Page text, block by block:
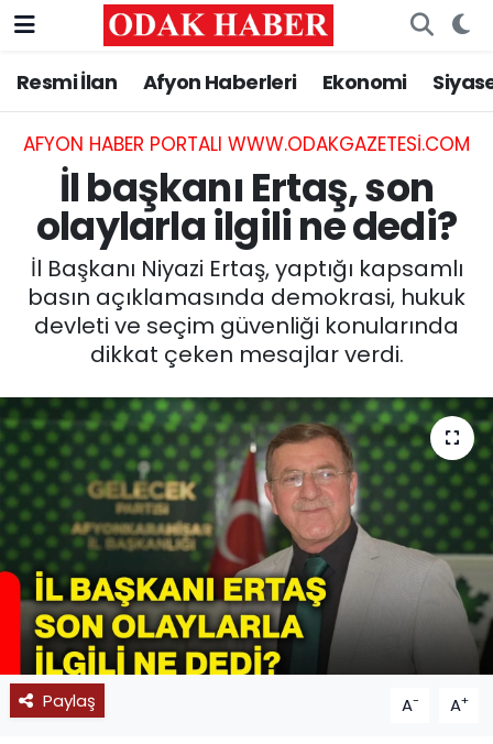
Resmi İlan Afyon Haberleri Ekonomi
AFYON HABER PORTALI WWW.ODAKGAZETESI.COM
İl başkanı Ertaş, son
olaylarla ilgili ne dedi?
İl Başkanı Niyazi Ertaş, yaptığı kapsamlı
basın açıklamasında demokrasi, hukuk
devleti ve seçim güvenliği konularında
dikkat çeken mesajlar verdi.
Paylaş A- A+
AFYONKARAHİSAR HABERLERİ
Resmi İlan
ASAYİŞ
GÜNCEL
SİYASET
EĞİTİM
MAGAZİN
SAĞLIK
SPOR
11:11 MANŞET
Nöbetçi Eczaneler
Hava Durumu
Trafik Durumu
Süper Lig Puan Durumu ve Fikstür
Tüm Manşetler
Son Dakika Haberleri
Haber Arşivi